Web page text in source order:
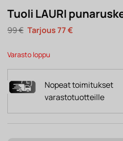
Tuoli LAURI
99€ Alkuperäinen
hinta
99 €.
77€Nykyinen
Varasto loppu
Nopeat toimitukset
varastotuotteille